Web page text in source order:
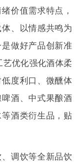
价值需求特点，
、以情感共鸣为
做好产品创新准
优化强化酒体柔
度利口、微醺体
酒、中式果酿酒
酒类衍生品，贴
调饮等全新品饮